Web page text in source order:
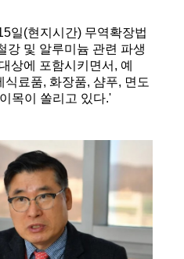
일(현지시간) 무역확장법
강 및 알루미늄 관련 파생
상에 포함시키면서, 예
료품, 화장품, 샴푸, 면도
목이 쏠리고 있다.'